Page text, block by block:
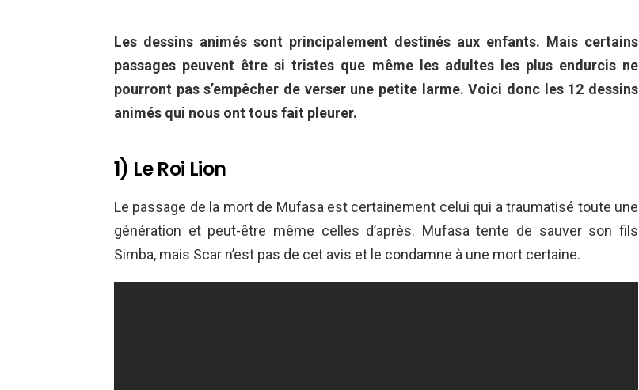
Les dessins animés sont principalement destinés aux enfants. Mais certains
passages peuvent être si tristes que même les adultes les plus endurcis ne
pourront pas s’empêcher de verser une petite larme. Voici donc les 12 dessins
animés qui nous ont tous fait pleurer.
1) Le Roi Lion
Le passage de la mort de Mufasa est certainement celui qui a traumatisé toute une
génération et peut-être même celles d’après. Mufasa tente de sauver son fils
Simba, mais Scar n’est pas de cet avis et le condamne à une mort certaine.